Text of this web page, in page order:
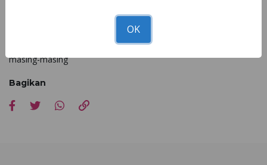
Catatan : Kesesuaian foto dan asli 90 - 100% dipengaruhi faktor
cahaya pemotretan, editing dan resolusi cahaya dari setiap hp
masing-masing
Bagikan
OK